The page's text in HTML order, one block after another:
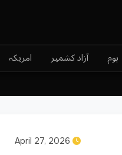
ہوم آزاد کشمیر امریکہ